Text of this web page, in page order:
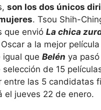
son los dos únicos
. Tsou Shih-
que envió La chica
a la mejor película
igual que Belén ya pasó
de 15
entre las 5 candidatas
el jueves 22 de enero.